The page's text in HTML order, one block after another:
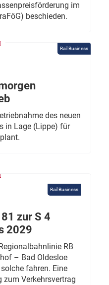
im
beschieden.
Rail Business
des neuen
in Lage (Lippe) für
Rail Business
zur S 4
2029
RB
– Bad Oldesloe
fahren. Eine
zum Verkehrsvertrag